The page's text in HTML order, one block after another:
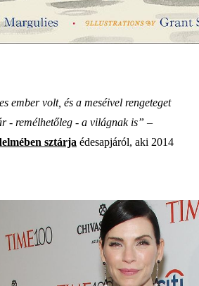
ember volt, és a meséivel rengeteget
- remélhetőleg - a világnak is” –
sztárja édesapjáról, aki 2014